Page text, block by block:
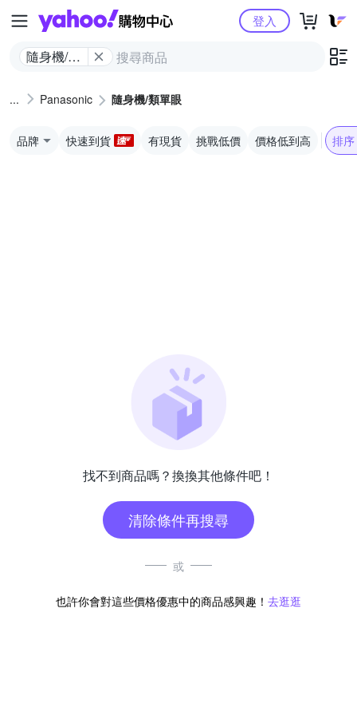
Yahoo購物中心
隨身機/類
登入
Panasonic 隨身機/類單眼
品牌 快速到貨 有現貨 挑戰低價 價格低到高 排序
找不到商品嗎？換換其他條件吧！
清除條件再搜尋
或
也許你會對這些價格優惠中的商品感興趣！ 去逛逛